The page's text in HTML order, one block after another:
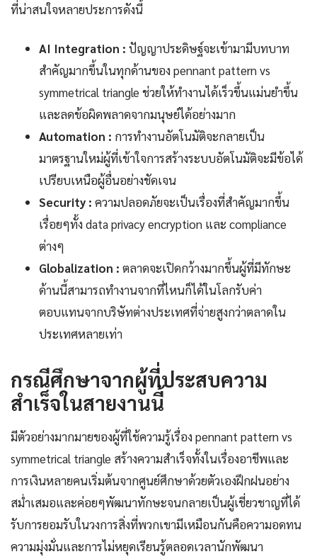
ที่น่าสนใจหลายประการดังนี้
AI Integration : ปัญญาประดิษฐ์จะเข้ามามีบทบาท
สำคัญมากขึ้นในทุกด้านของ pennant pattern vs
symmetrical triangle ช่วยให้ทำงานได้เร็วขึ้นแม่นยำขึ้น
และลดข้อผิดพลาดจากมนุษย์ได้อย่างมาก
Automation : การทำงานอัตโนมัติจะกลายเป็น
มาตรฐานใหม่ผู้ที่เข้าใจการสร้างระบบอัตโนมัติจะมีข้อได้
เปรียบเหนือผู้อื่นอย่างชัดเจน
Security : ความปลอดภัยจะเป็นเรื่องที่สำคัญมากขึ้น
เรื่อยๆทั้ง data privacy encryption และ compliance
ต่างๆ
Globalization : ตลาดจะเปิดกว้างมากขึ้นผู้ที่มีทักษะ
ด้านนี้สามารถทำงานจากที่ไหนก็ได้ในโลกรับค่า
ตอบแทนจากบริษัทต่างประเทศที่จ่ายสูงกว่าตลาดใน
ประเทศหลายเท่า
กรณีศึกษาจากผู้ที่ประสบความ
สำเร็จในสายงานนี้
มีตัวอย่างมากมายของผู้ที่ใช้ความรู้เรื่อง pennant pattern vs
symmetrical triangle สร้างความสำเร็จทั้งในเรื่องอาชีพและ
การเงินหลายคนเริ่มต้นจากศูนย์ศึกษาด้วยตัวเองฝึกฝนอย่าง
สม่ำเสมอและค่อยๆพัฒนาทักษะจนกลายเป็นผู้เชี่ยวชาญที่ได้
รับการยอมรับในวงการสิ่งที่พวกเขามีเหมือนกันคือความอดทน
ความมุ่งมั่นและการไม่หยุดเรียนรู้ตลอดเวลานักพัฒนา